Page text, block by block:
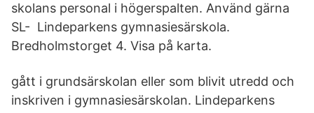
skolans personal i högerspalten. Använd gärna
SL- Lindeparkens gymnasiesärskola.
Bredholmstorget 4. Visa på karta.
gått i grundsärskolan eller som blivit utredd och
inskriven i gymnasiesärskolan. Lindeparkens